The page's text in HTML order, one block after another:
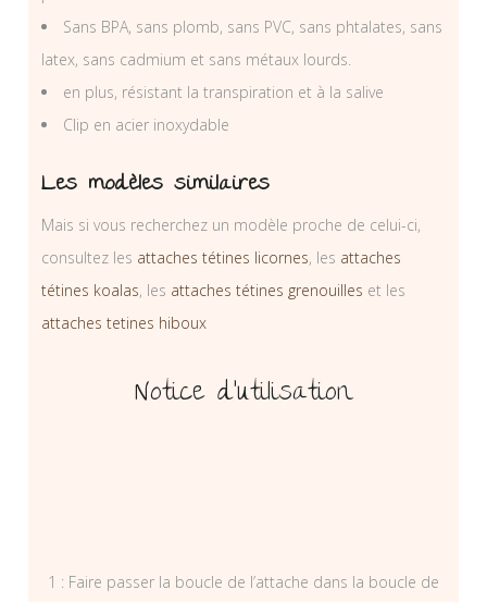
Sans BPA, sans plomb, sans PVC, sans phtalates, sans
latex, sans cadmium et sans métaux lourds.
en plus, résistant la transpiration et à la salive
Clip en acier inoxydable
Les modèles similaires
Mais si vous recherchez un modèle proche de celui-ci,
consultez les attaches tétines licornes, les attaches
tétines koalas, les attaches tétines grenouilles et les
attaches tetines hiboux
Notice d’utilisation
1 : Faire passer la boucle de l’attache dans la boucle de